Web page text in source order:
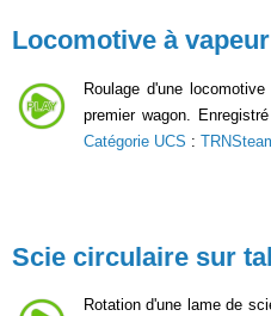
Locomotive à vapeur
Roulage d'une
premier wagon.
Catégorie UCS :
Scie circulaire sur
Rotation d'une lame de